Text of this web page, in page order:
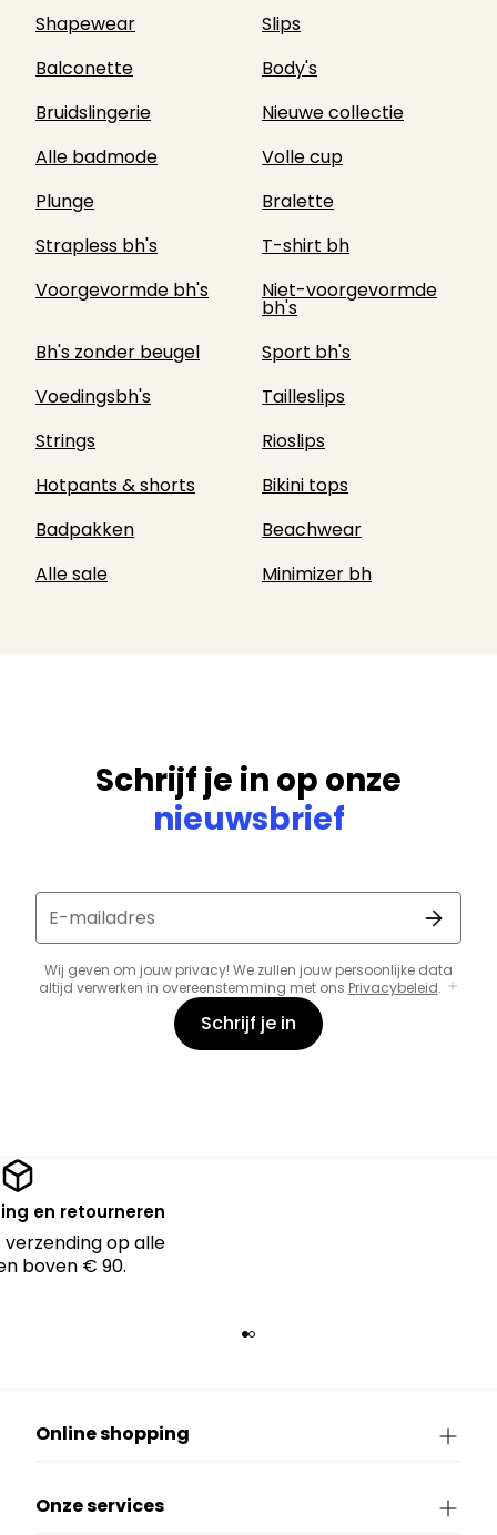
Shapewear
Slips
Balconette
Body's
Bruidslingerie
Nieuwe collectie
Alle badmode
Volle cup
Plunge
Bralette
Strapless bh's
T-shirt bh
Voorgevormde bh's
Niet-voorgevormde
bh's
Bh's zonder beugel
Sport bh's
Voedingsbh's
Tailleslips
Strings
Rioslips
Hotpants & shorts
Bikini tops
Badpakken
Beachwear
Alle sale
Minimizer bh
Schrijf je in op onze
nieuwsbrief
E-mailadres
Wij geven om jouw privacy! We zullen jouw persoonlijke data
altijd verwerken in overeenstemming met ons Privacybeleid.
Schrijf je in
en retourneren
op alle
boven € 90.
Online shopping
Onze services